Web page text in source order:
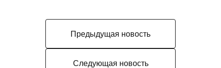
Предыдущая новость
Следующая новость